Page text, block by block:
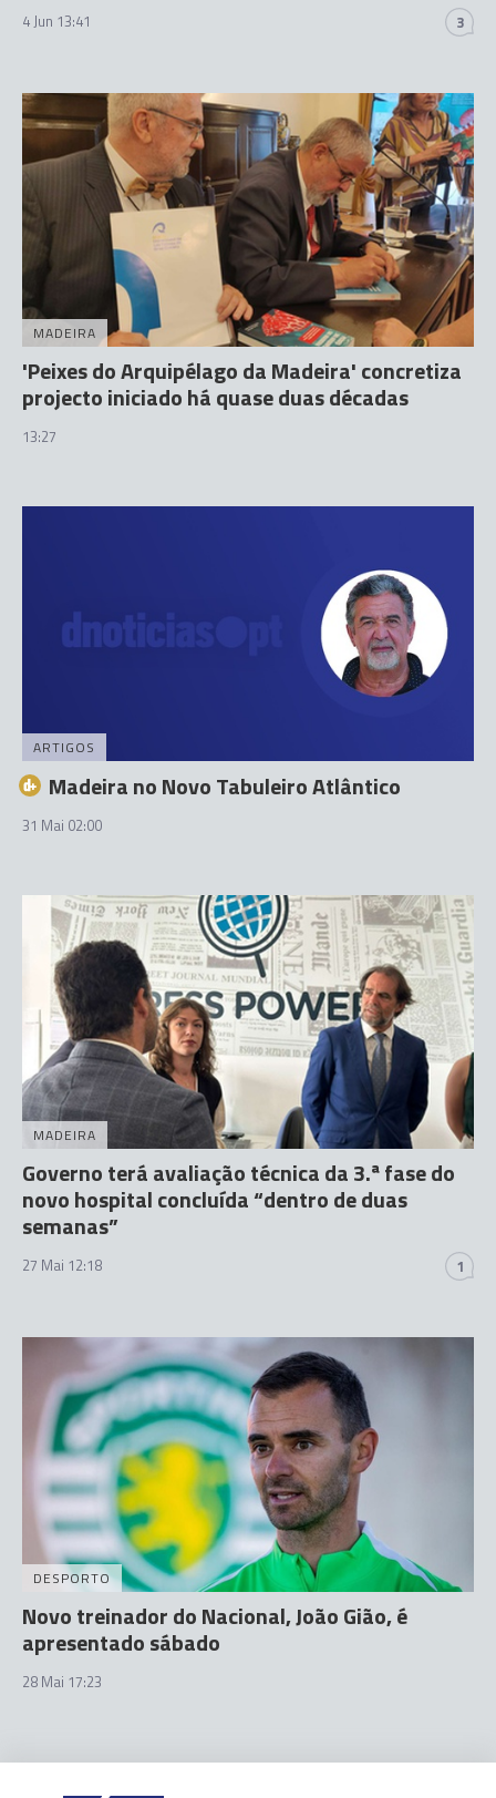
4 Jun 13:41 3
MADEIRA
'Peixes do Arquipélago da Madeira' concretiza
projecto iniciado há quase duas décadas
13:27
ARTIGOS
Madeira no Novo Tabuleiro Atlântico
31 Mai 02:00
MADEIRA
Governo terá avaliação técnica da 3.ª fase do
novo hospital concluída “dentro de duas
semanas”
27 Mai 12:18 1
DESPORTO
Novo treinador do Nacional, João Gião, é
apresentado sábado
28 Mai 17:23